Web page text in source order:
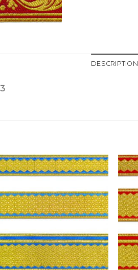
DESCRIPTION